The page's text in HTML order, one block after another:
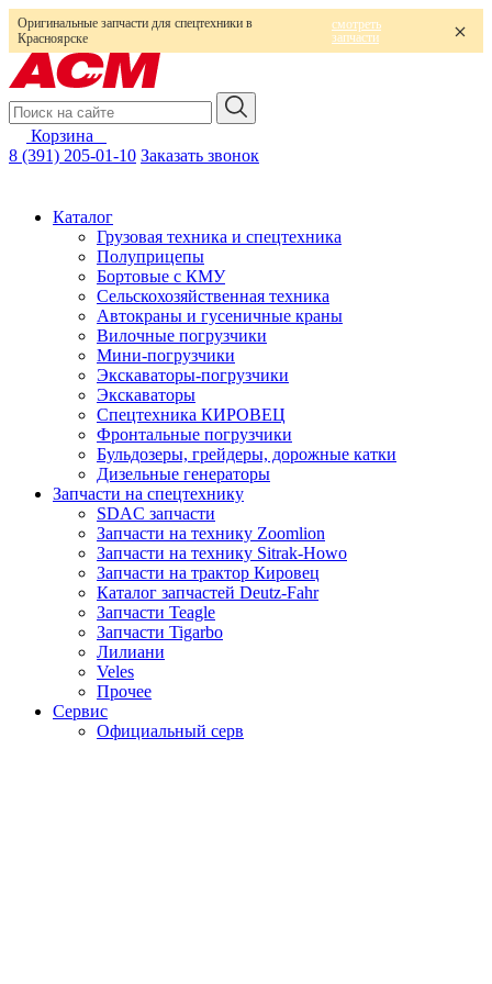
Оригинальные запчасти для спецтехники в
Красноярске
смотреть
запчасти
Корзина
8 (391) 205-01-10 Заказать звонок
Каталог
Грузовая техника и спецтехника
Полуприцепы
Бортовые с КМУ
Сельскохозяйственная техника
Автокраны и гусеничные краны
Вилочные погрузчики
Мини-погрузчики
Экскаваторы-погрузчики
Экскаваторы
Спецтехника КИРОВЕЦ
Фронтальные погрузчики
Бульдозеры, грейдеры, дорожные катки
Дизельные генераторы
Запчасти на спецтехнику
SDAC запчасти
Запчасти на технику Zoomlion
Запчасти на технику Sitrak-Howo
Запчасти на трактор Кировец
Каталог запчастей Deutz-Fahr
Запчасти Teagle
Запчасти Tigarbo
Лилиани
Veles
Прочее
Сервис
Официальный серв